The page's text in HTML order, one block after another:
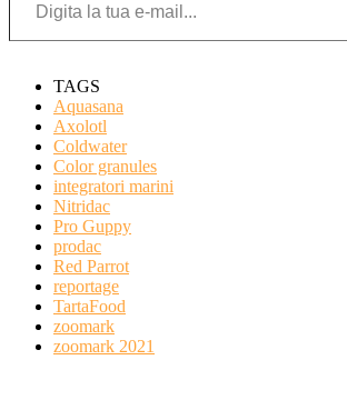
TAGS
Aquasana
Axolotl
Coldwater
Color granules
integratori marini
Nitridac
Pro Guppy
prodac
Red Parrot
reportage
TartaFood
zoomark
zoomark 2021